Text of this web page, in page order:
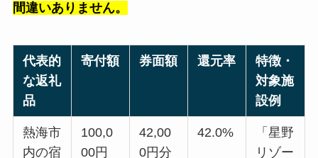
間違いありません。
代表的
な返礼
品
寄付額 券面額 還元率
特徴・
対象施
設例
熱海市
内の宿
100,0
00円
42,00
0円分
42.0%
「星野
リゾー